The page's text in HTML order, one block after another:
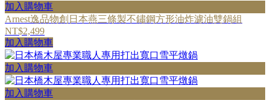
加入購物車
Arnest逸品物創日本燕三條製不鏽鋼方形油炸濾油雙鍋組
NT$2,499
加入購物車
加入購物車
加入購物車